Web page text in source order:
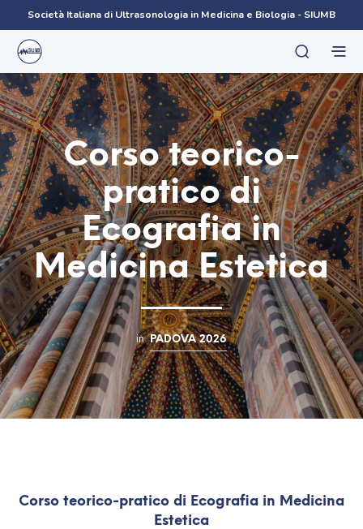
Società Italiana di Ultrasonologia in Medicina e Biologia - SIUMB
Corso teorico-
pratico di
Ecografia in
Medicina Estetica
in PADOVA 2026
Corso teorico-pratico di Ecografia in Medicina
Estetica